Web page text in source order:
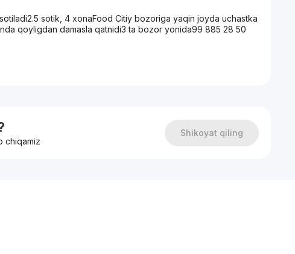
sotik, 4 xonaFood Citiy bozoriga yaqin joyda uchastka
qoyligdan damasla qatnidi3 ta bozor yonida99 885 28 50
chiqamiz
Shikoyat qiling